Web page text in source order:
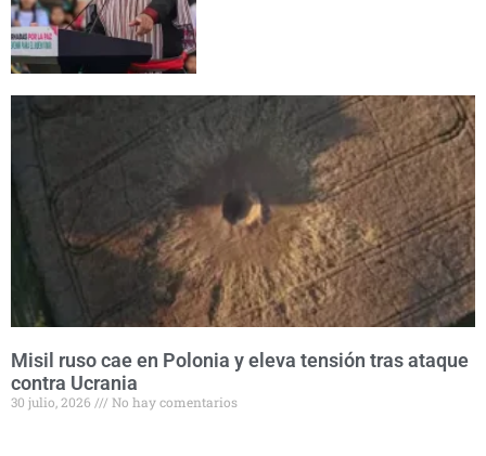
Misil ruso cae en Polonia y eleva tensión tras ataque
contra Ucrania
30 julio, 2026 No hay comentarios